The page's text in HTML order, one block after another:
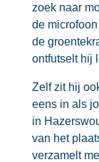
zoek naar
de
de
ontfutselt hij
Zelf zit hij
eens in als
in
van het
verzamelt